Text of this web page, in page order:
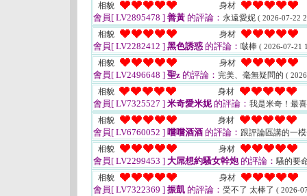
相貌 身材
會員[ LV2895478 ] 善黃 的評論： 永遠愛妮 ( 2026-07-22
相貌 身材
會員[ LV2282412 ] 黑色誘惑 的評論： 啵棒 ( 2026-07-21
相貌 身材
會員[ LV2496648 ] 聖z 的評論： 完美、毫無疑問的 (
相貌 身材
會員[ LV7325527 ] 米奇愛米妮的評論： 我是米奇！最
相貌
身材
會員[ LV6760052 ] 嚐嚐酒酒 的評論： 跟評論區講的一
相貌
身材
會員[ LV2299453 ] 大屌想約騷女幹炮的評論：騷的要
相貌
身材
會員[ LV7322369 ] 振凱 的評論： 受不了 太棒了 ( 2026-